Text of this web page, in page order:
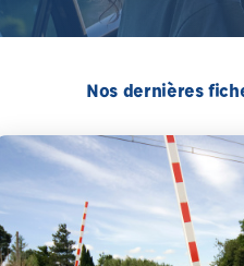
Nos dernières